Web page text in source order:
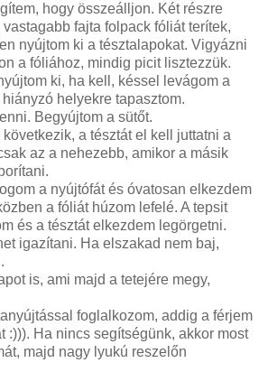
hogy összeálljon. Két részre
fajta folpack fóliát terítek,
nyújtom ki a tésztalapokat. Vigyázni
a fóliához, mindig picit lisztezzük.
ki, ha kell, késsel levágom a
helyekre tapasztom.
Begyújtom a sütőt.
a tésztát el kell juttatni a
az a nehezebb, amikor a másik
a nyújtófát és óvatosan elkezdem
a fóliát húzom lefelé. A tepsit
és a tésztát elkezdem legörgetni.
igazítani. Ha elszakad nem baj,
is, ami majd a tetejére megy,
foglalkozom, addig a férjem
:))). Ha nincs segítségünk, akkor most
majd nagy lyukú reszelőn